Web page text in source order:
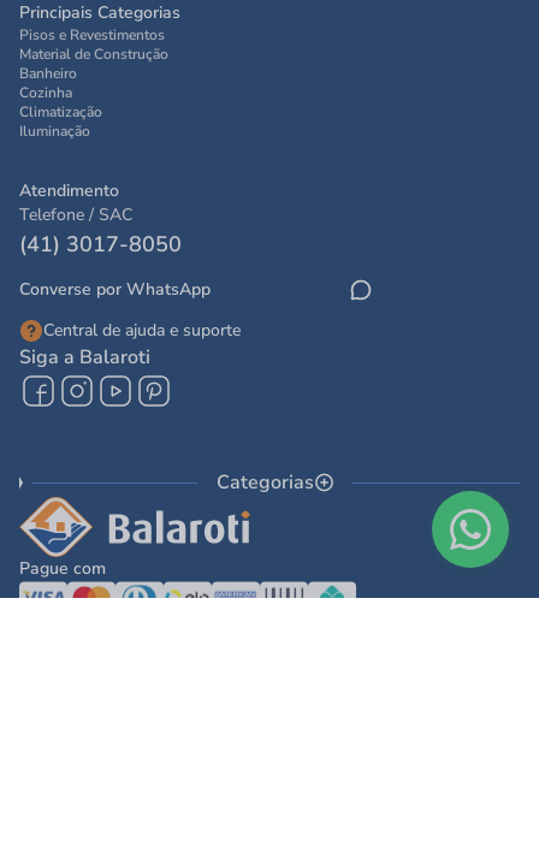
Principais Categorias
Pisos e Revestimentos
Material de Construção
Banheiro
Cozinha
Climatização
Iluminação
Atendimento
Telefone / SAC
(41) 3017-8050
Converse por WhatsApp
Central de ajuda e suporte
Siga a Balaroti
Categorias
Pague com